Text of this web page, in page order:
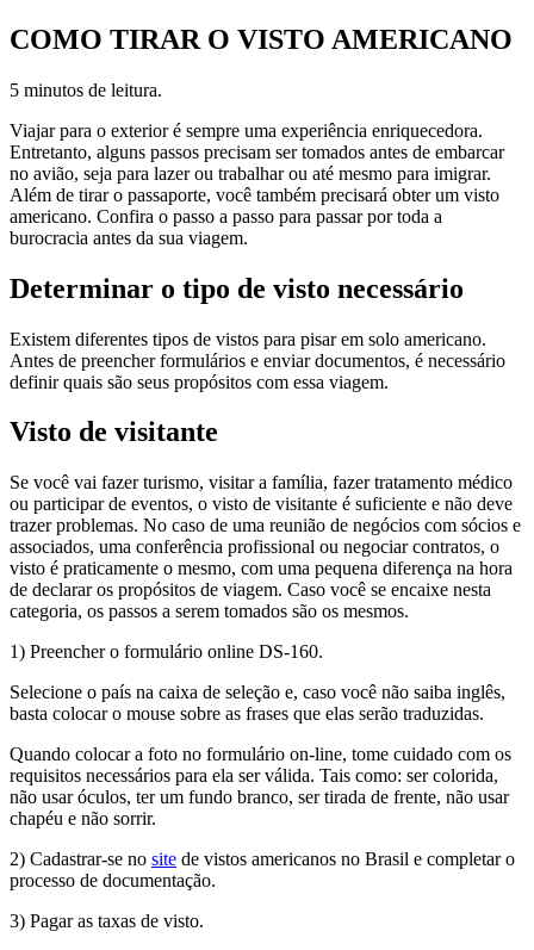
COMO TIRAR O VISTO AMERICANO
5 minutos de leitura.
Viajar para o exterior é sempre uma experiência enriquecedora.
Entretanto, alguns passos precisam ser tomados antes de embarcar
no avião, seja para lazer ou trabalhar ou até mesmo para imigrar.
Além de tirar o passaporte, você também precisará obter um visto
americano. Confira o passo a passo para passar por toda a
burocracia antes da sua viagem.
Determinar o tipo de visto necessário
Existem diferentes tipos de vistos para pisar em solo americano.
Antes de preencher formulários e enviar documentos, é necessário
definir quais são seus propósitos com essa viagem.
Visto de visitante
Se você vai fazer turismo, visitar a família, fazer tratamento médico
ou participar de eventos, o visto de visitante é suficiente e não deve
trazer problemas. No caso de uma reunião de negócios com sócios e
associados, uma conferência profissional ou negociar contratos, o
visto é praticamente o mesmo, com uma pequena diferença na hora
de declarar os propósitos de viagem. Caso você se encaixe nesta
categoria, os passos a serem tomados são os mesmos.
1) Preencher o formulário online DS-160.
Selecione o país na caixa de seleção e, caso você não saiba inglês,
basta colocar o mouse sobre as frases que elas serão traduzidas.
Quando colocar a foto no formulário on-line, tome cuidado com os
requisitos necessários para ela ser válida. Tais como: ser colorida,
não usar óculos, ter um fundo branco, ser tirada de frente, não usar
chapéu e não sorrir.
2) Cadastrar-se no site de vistos americanos no Brasil e completar o
processo de documentação.
3) Pagar as taxas de visto.